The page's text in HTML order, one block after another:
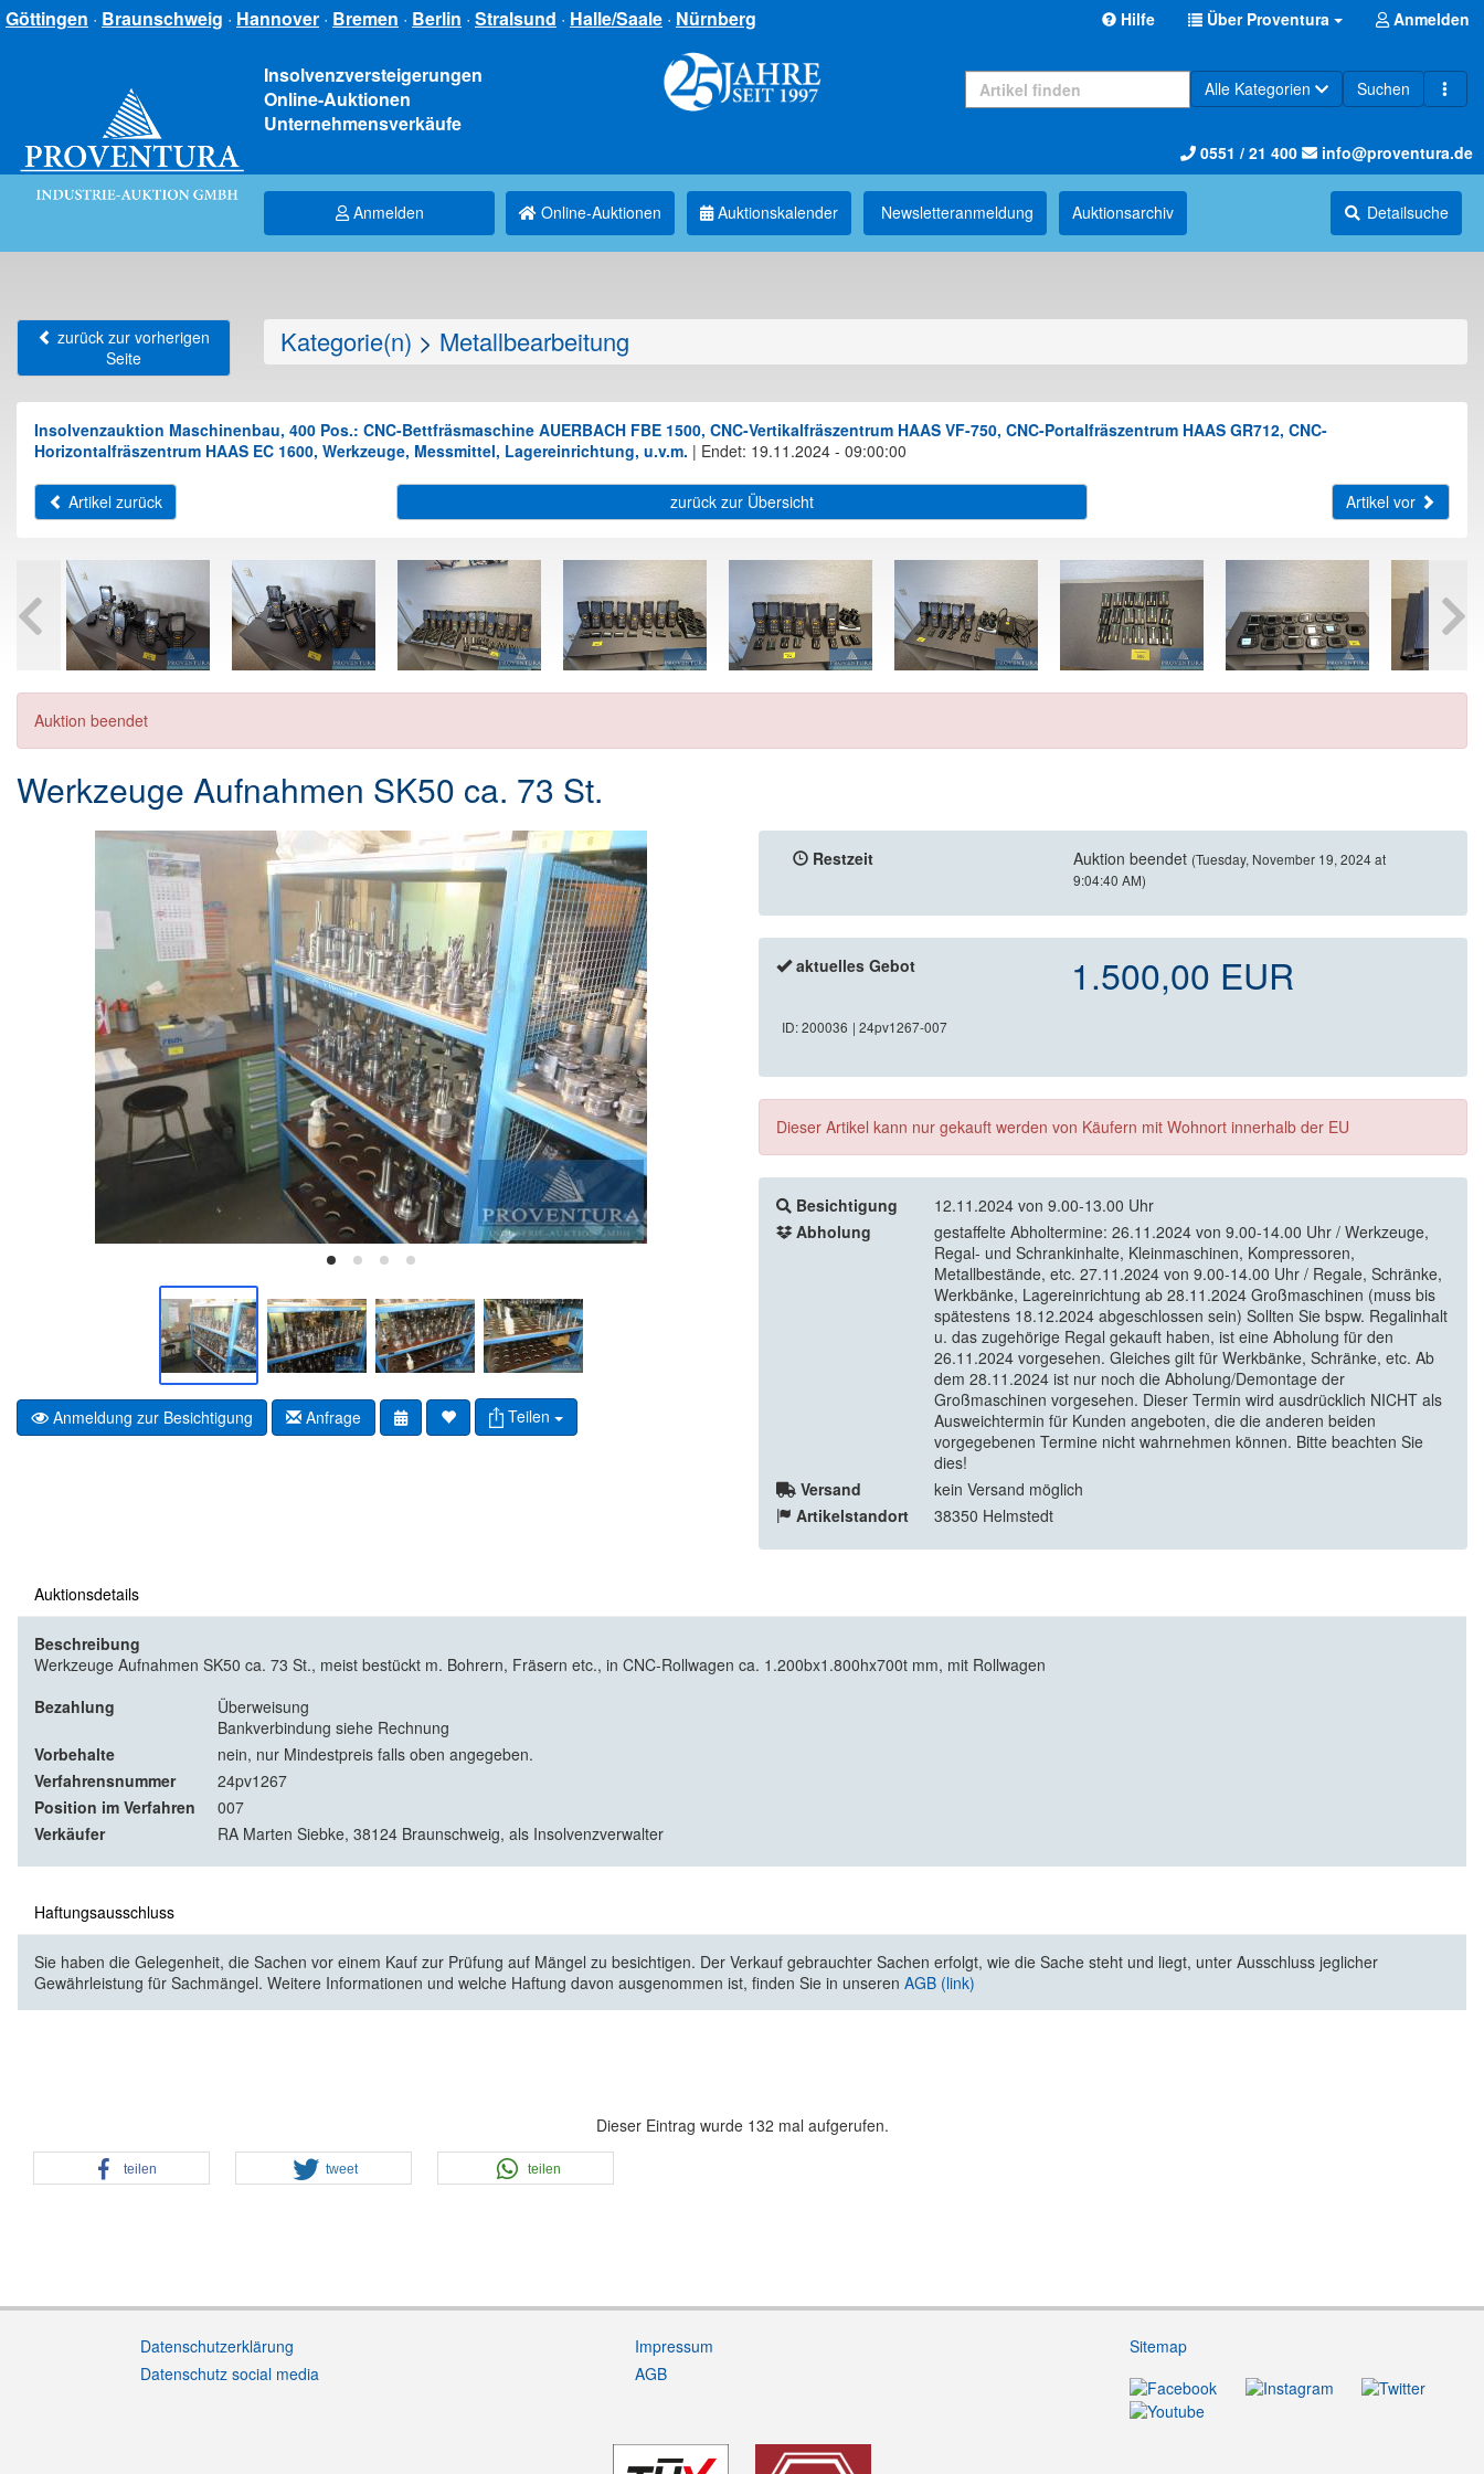
Göttingen · Braunschweig · Hannover · Bremen · Berlin · Stralsund · Halle/Saale · Nürnberg Hilfe Über Proventura Anmelden
Insolvenzversteigerungen
Online-Auktionen
Unternehmensverkäufe
Alle Kategorien Suchen
0551 / 21 400 info@proventura.de
Anmelden Online-Auktionen Auktionskalender Newsletter­anmeldung Auktions­archiv Detailsuche
zurück zur vorherigen
Seite
Kategorie(n) > Metallbearbeitung
Insolvenzauktion Maschinenbau, 400 Pos.: CNC-Bettfräsmaschine AUERBACH FBE 1500, CNC-Vertikalfräszentrum HAAS VF-750, CNC-Portalfräszentrum HAAS GR712, CNC-
Horizontalfräszentrum HAAS EC 1600, Werkzeuge, Messmittel, Lagereinrichtung, u.v.m. | Endet: 19.11.2024 - 09:00:00
Artikel zurück zurück zur Übersicht Artikel vor
Auktion beendet
Werkzeuge Aufnahmen SK50 ca. 73 St.
Anmeldung zur Besichtigung Anfrage Teilen
Restzeit Auktion beendet (Tuesday, November 19, 2024 at
9:04:40 AM)
aktuelles Gebot 1.500,00 EUR
ID: 200036 | 24pv1267-007
Dieser Artikel kann nur gekauft werden von Käufern mit Wohnort innerhalb der EU
Besichtigung
12.11.2024 von 9.00-13.00 Uhr
Abholung
gestaffelte Abholtermine: 26.11.2024 von 9.00-14.00 Uhr / Werkzeuge,
Regal- und Schrankinhalte, Kleinmaschinen, Kompressoren,
Metallbestände, etc. 27.11.2024 von 9.00-14.00 Uhr / Regale, Schränke,
Werkbänke, Lagereinrichtung ab 28.11.2024 Großmaschinen (muss bis
spätestens 18.12.2024 abgeschlossen sein) Sollten Sie bspw. Regalinhalt
u. das zugehörige Regal gekauft haben, ist eine Abholung für den
26.11.2024 vorgesehen. Gleiches gilt für Werkbänke, Schränke, etc. Ab
dem 28.11.2024 ist nur noch die Abholung/Demontage der
Großmaschinen vorgesehen. Dieser Termin wird ausdrücklich NICHT als
Ausweichtermin für Kunden angeboten, die die anderen beiden
vorgegebenen Termine nicht wahrnehmen können. Bitte beachten Sie
dies!
Versand
kein Versand möglich
Artikelstandort
38350 Helmstedt
Auktionsdetails
Beschreibung
Werkzeuge Aufnahmen SK50 ca. 73 St., meist bestückt m. Bohrern, Fräsern etc., in CNC-Rollwagen ca. 1.200bx1.800hx700t mm, mit Rollwagen
Bezahlung
Überweisung
Bankverbindung siehe Rechnung
Vorbehalte
nein, nur Mindestpreis falls oben angegeben.
Verfahrensnummer
24pv1267
Position im Verfahren
007
Verkäufer
RA Marten Siebke, 38124 Braunschweig, als Insolvenzverwalter
Haftungsausschluss
Sie haben die Gelegenheit, die Sachen vor einem Kauf zur Prüfung auf Mängel zu besichtigen. Der Verkauf gebrauchter Sachen erfolgt, wie die Sache steht und liegt, unter Ausschluss jeglicher
Gewährleistung für Sachmängel. Weitere Informationen und welche Haftung davon ausgenommen ist, finden Sie in unseren AGB (link)
Dieser Eintrag wurde 132 mal aufgerufen.
teilen tweet teilen
Datenschutzerklärung
Datenschutz social media
Impressum
AGB
Sitemap